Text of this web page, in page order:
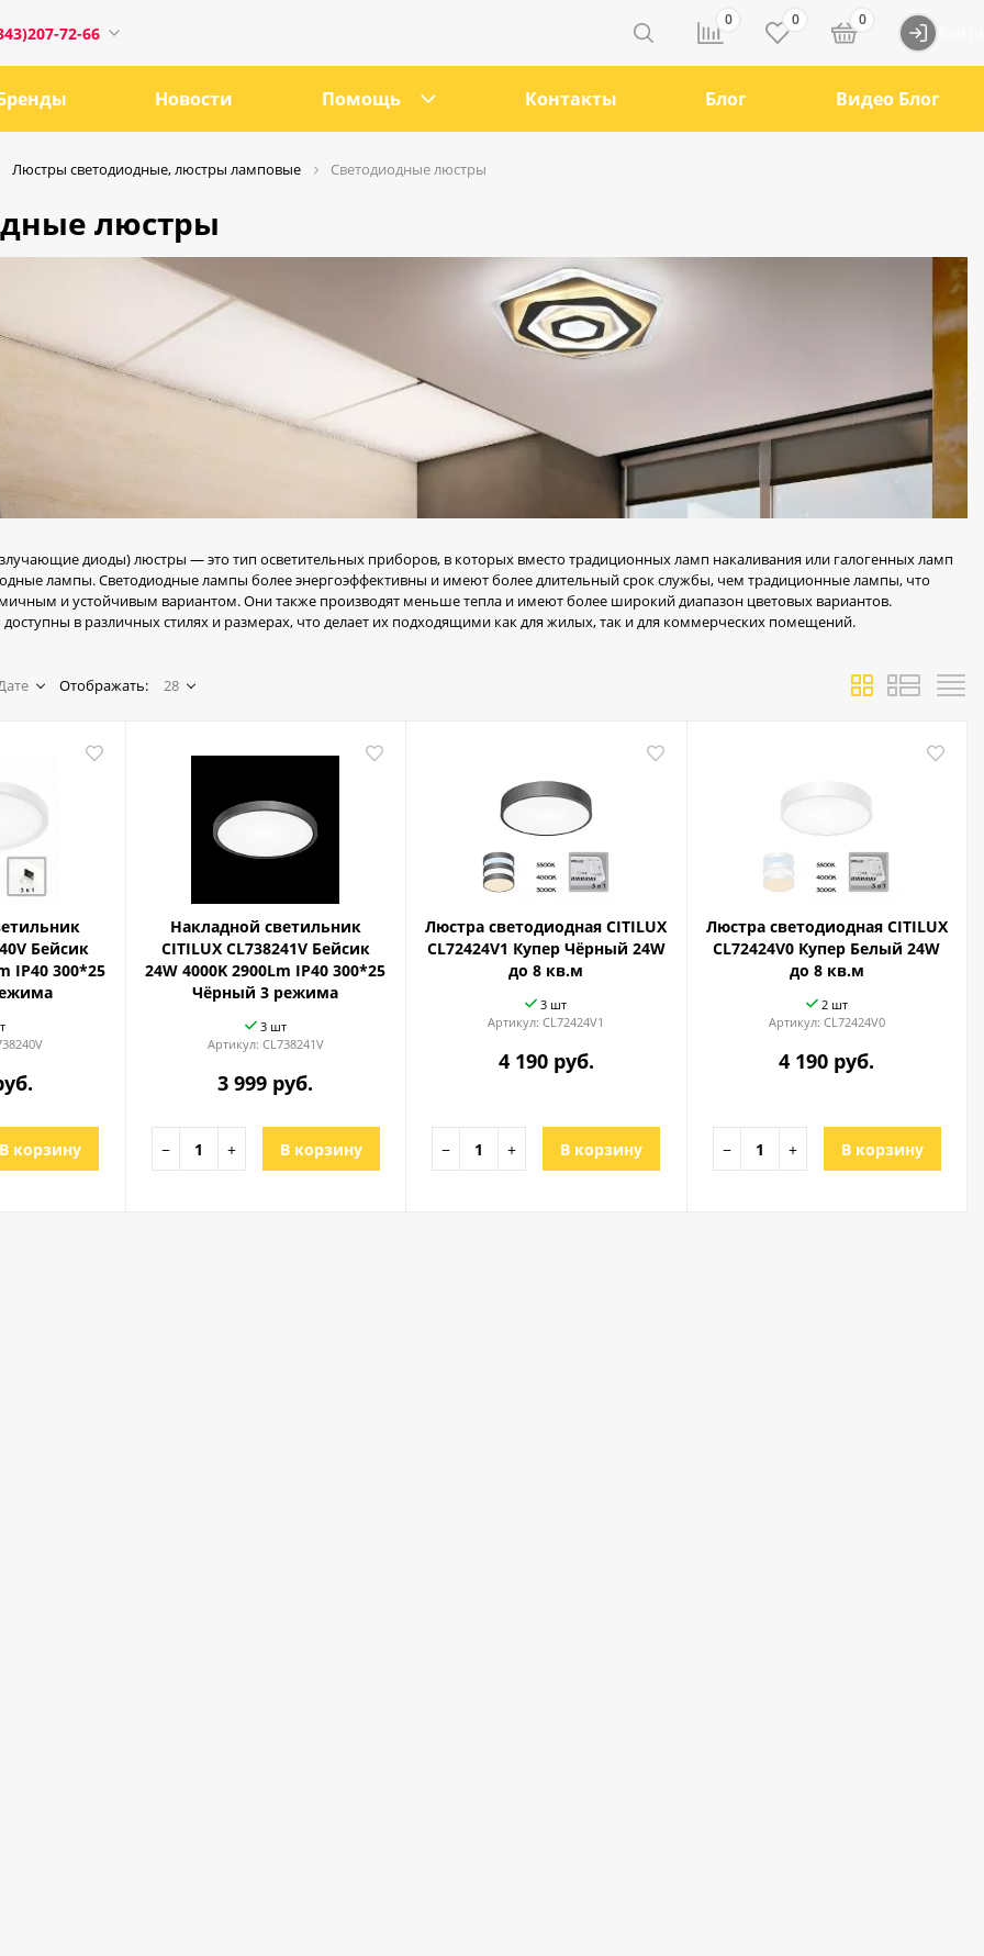
72-66
21
0 0 0
Новости Помощь Контакты Блог Видео Блог
Люстры светодиодные, люстры ламповые Светодиодные люстры
люстры
диоды) люстры — это тип осветительных приборов, в которых вместо традиционных ламп накаливания или галогенных ламп
лампы. Светодиодные лампы более энергоэффективны и имеют более длительный срок службы, чем традиционные лампы, что
и устойчивым вариантом. Они также производят меньше тепла и имеют более широкий диапазон цветовых вариантов.
в различных стилях и размерах, что делает их подходящими как для жилых, так и для коммерческих помещений.
Отображать: 28
Бейсик
IP40 300*25
В корзину
Накладной светильник
CITILUX CL738241V Бейсик
24W 4000K 2900Lm IP40 300*25
Чёрный 3 режима
3 шт
Артикул: CL738241V
3 999 руб.
− + В корзину
Люстра светодиодная CITILUX
CL72424V1 Купер Чёрный 24W
до 8 кв.м
3 шт
Артикул:CL72424V1
4 190 руб.
− + В корзину
Люстра светодиодная CITILUX
CL72424V0 Купер Белый 24W
до 8 кв.м
2 шт
Артикул: CL72424V0
4 190 руб.
− + В корзину